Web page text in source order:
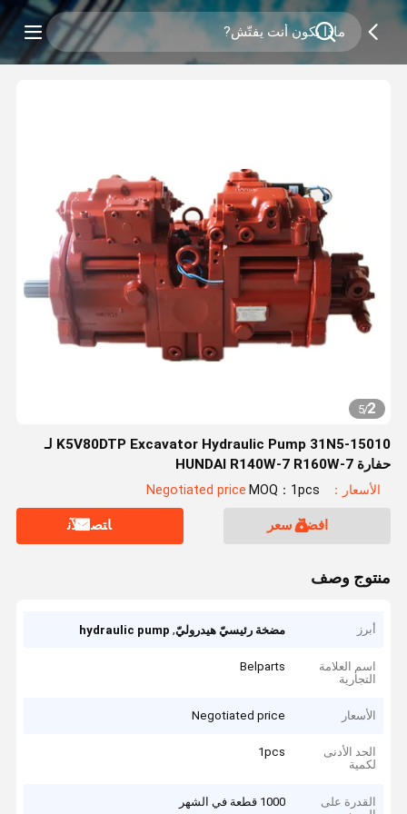
2
/
5
K5V80DTP Excavator Hydraulic Pump 31N5-15010 لـ
حفارة HUNDAI R140W-7 R160W-7
الأسعار：Negotiated price MOQ：1pcs
افضل سعر ﺎﺘﺼﻟ ﺍﻶﻧ
منتوج وصف
أبرز مضخة رئيسيّ هيدروليّ,
hydraulic pump
اسم العلامة
التجارية
Belparts
الأسعار Negotiated price
الحد الأدنى
لكمية
1pcs
القدرة على
1000 قطعة في الشهر